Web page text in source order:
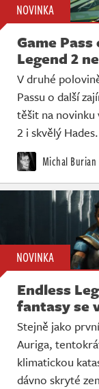
NOVINKA
Game
Legend 2
V druhé
Passu o další
těšit na novinku
2 i skvělý Hades.
Michal Burian
NOVINKA
Endless
fantasy se
Stejně jako
Auriga,
klimatickou
dávno skryté